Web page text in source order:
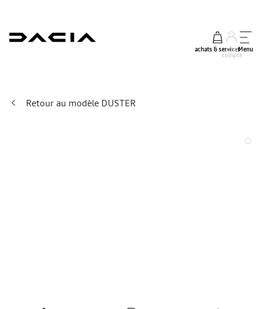
achats & services
mon
compte
Menu
Retour au modèle DUSTER